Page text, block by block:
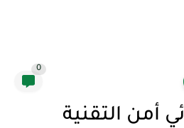
0
أمن التقنية